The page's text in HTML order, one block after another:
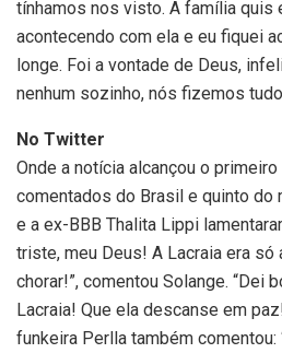
tínhamos nos visto. A família quis
acontecendo com ela e eu fiquei
longe. Foi a vontade de Deus,
nenhum sozinho, nós fizemos
No Twitter
Onde a notícia alcançou o
comentados do Brasil e quinto do
e a ex-BBB Thalita Lippi
triste, meu Deus! A Lacraia era só
chorar!”, comentou Solange. “Dei
Lacraia! Que ela descanse em
funkeira Perlla também comentou: